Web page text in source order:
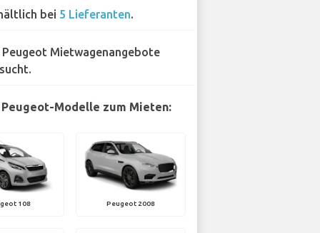
bei 5 Lieferanten.
Peugeot Mietwagenangebote
Modelle zum Mieten:
108 Peugeot 2008